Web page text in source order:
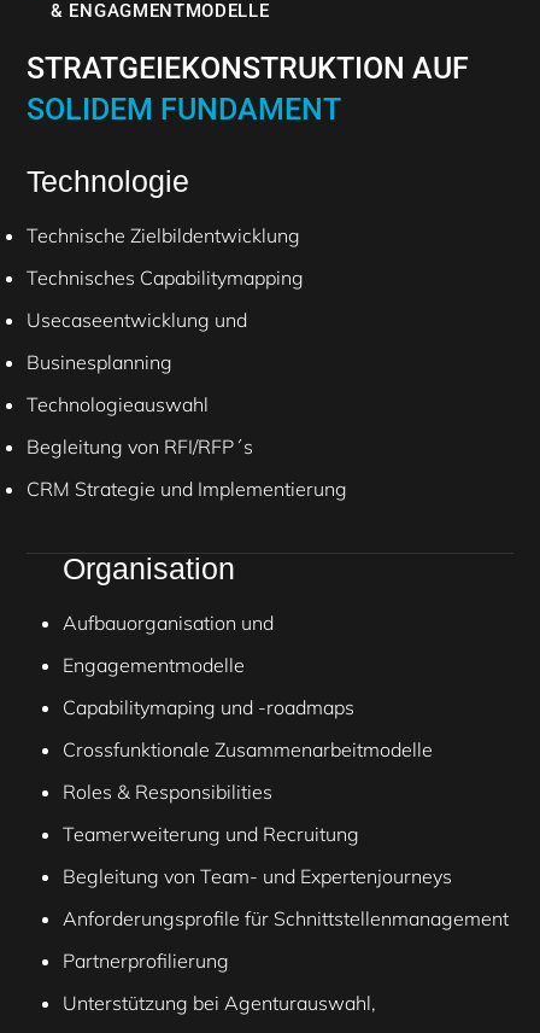
& ENGAGMENTMODELLE
STRATGEIEKONSTRUKTION AUF
SOLIDEM FUNDAMENT
Technologie
Technische Zielbildentwicklung
Technisches Capabilitymapping
Usecaseentwicklung und
Businesplanning
Technologieauswahl
Begleitung von RFI/RFP´s
CRM Strategie und Implementierung
Organisation
Aufbauorganisation und
Engagementmodelle
Capabilitymaping und -roadmaps
Crossfunktionale Zusammenarbeitmodelle
Roles & Responsibilities
Teamerweiterung und Recruitung
Begleitung von Team- und Expertenjourneys
Anforderungsprofile für Schnittstellenmanagement
Partnerprofilierung
Unterstützung bei Agenturauswahl,